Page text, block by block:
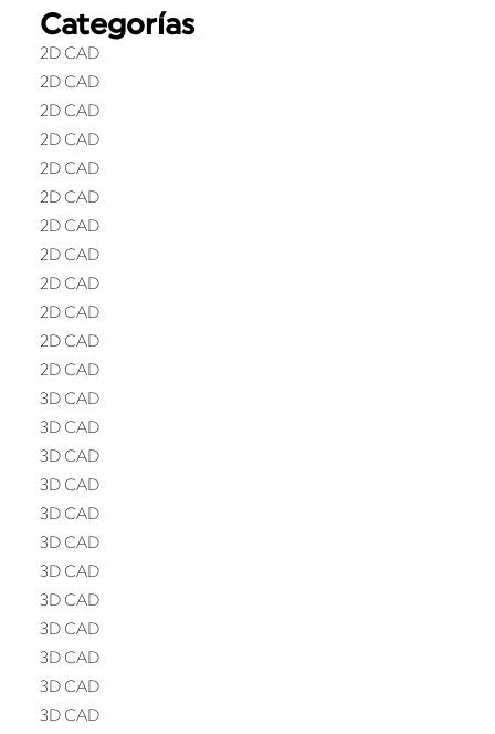
Categorías
2D CAD
2D CAD
2D CAD
2D CAD
2D CAD
2D CAD
2D CAD
2D CAD
2D CAD
2D CAD
2D CAD
2D CAD
3D CAD
3D CAD
3D CAD
3D CAD
3D CAD
3D CAD
3D CAD
3D CAD
3D CAD
3D CAD
3D CAD
3D CAD